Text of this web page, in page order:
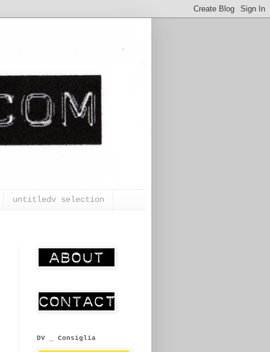
untitledv selection
DV _ Consiglia